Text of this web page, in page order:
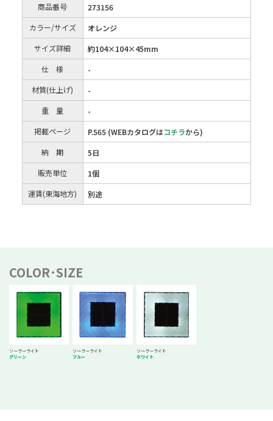
商品番号
273156
カラー/サイズ
オレンジ
サイズ詳細
約104×104×45mm
仕 様
-
材質(仕上げ)
-
重 量
-
掲載ページ
P.565 (WEBカタログはコチラから)
納 期
5日
販売単位
1個
運賃(東海地方)
別途
COLOR･SIZE
ソーラーライト
グリーン
ソーラーライト
ブルー
ソーラーライト
ホワイト